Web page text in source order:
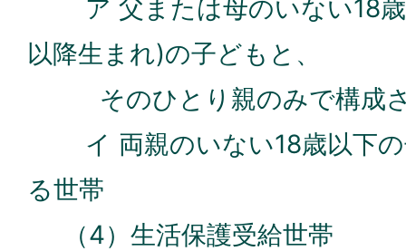
ア 父または母のいない18歳
以降生まれ)の子どもと、
そのひとり親のみで構成さ
イ 両親のいない18歳以下の
る世帯
（4）生活保護受給世帯